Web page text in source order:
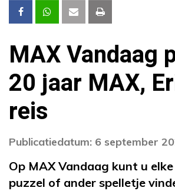
MAX Vandaag
20 jaar MAX,
reis
Publicatiedatum: 6 september
Op MAX Vandaag kunt u
puzzel of ander spelletje